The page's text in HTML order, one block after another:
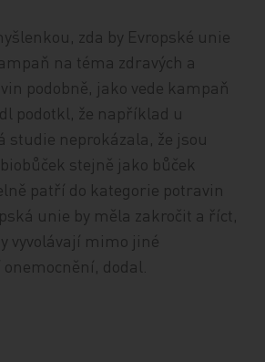
zda by Evropské unie
na téma zdravých a
podobně, jako vede kampaň
podotkl, že například u
studie neprokázala, že jsou
stejně jako bůček
patří do kategorie potravin
unie by měla zakročit a říct,
vyvolávají mimo jiné
dodal.